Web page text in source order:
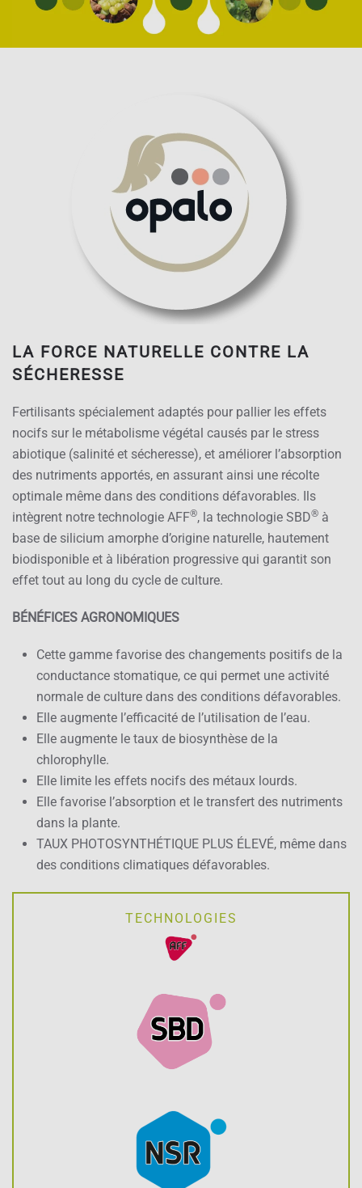
LA FORCE NATURELLE CONTRE LA
SÉCHERESSE
Fertilisants spécialement adaptés pour pallier les effets
nocifs sur le métabolisme végétal causés par le stress
abiotique (salinité et sécheresse), et améliorer l’absorption
des nutriments apportés, en assurant ainsi une récolte
optimale même dans des conditions défavorables. Ils
intègrent notre technologie AFF®, la technologie SBD® à
base de silicium amorphe d’origine naturelle, hautement
biodisponible et à libération progressive qui garantit son
effet tout au long du cycle de culture.
BÉNÉFICES AGRONOMIQUES
Cette gamme favorise des changements positifs de la
conductance stomatique, ce qui permet une activité
normale de culture dans des conditions défavorables.
Elle augmente l’efficacité de l’utilisation de l’eau.
Elle augmente le taux de biosynthèse de la
chlorophylle.
Elle limite les effets nocifs des métaux lourds.
Elle favorise l’absorption et le transfert des nutriments
dans la plante.
TAUX PHOTOSYNTHÉTIQUE PLUS ÉLEVÉ, même dans
des conditions climatiques défavorables.
TECHNOLOGIES